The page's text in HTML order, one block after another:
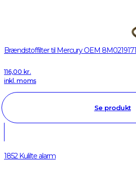
Brændstoffilter til Mercury OEM 8M0219171
116,00 kr.
inkl. moms
Se produkt
1852 Kulilte alarm